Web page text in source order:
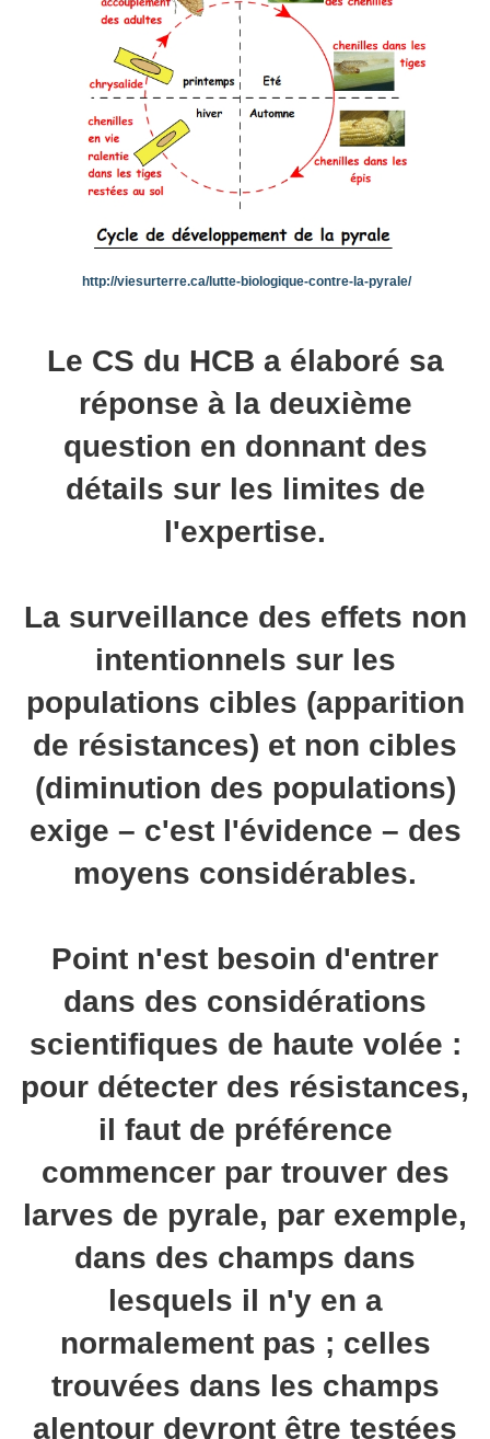
http://viesurterre.ca/lutte-biologique-contre-la-pyrale/
Le CS du HCB a élaboré sa
réponse à la deuxième
question en donnant des
détails sur les limites de
l'expertise.
La surveillance des effets non
intentionnels sur les
populations cibles (apparition
de résistances) et non cibles
(diminution des populations)
exige – c'est l'évidence – des
moyens considérables.
Point n'est besoin d'entrer
dans des considérations
scientifiques de haute volée :
pour détecter des résistances,
il faut de préférence
commencer par trouver des
larves de pyrale, par exemple,
dans des champs dans
lesquels il n'y en a
normalement pas ; celles
trouvées dans les champs
alentour devront être testées